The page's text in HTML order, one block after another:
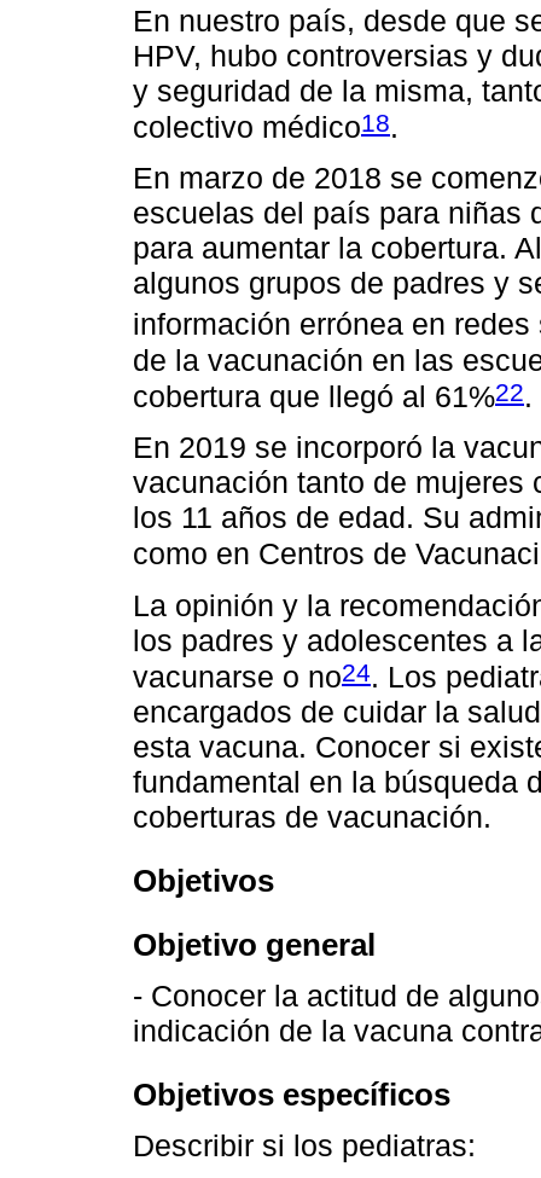
En nuestro país, desde que
HPV, hubo controversias y
y seguridad de la misma,
colectivo médico18.
En marzo de 2018 se
escuelas del país para niñas
para aumentar la cobertura.
algunos grupos de padres y
información errónea en redes
de la vacunación en las
cobertura que llegó al 61%22.
En 2019 se incorporó la
vacunación tanto de mujeres
los 11 años de edad. Su
como en Centros de
La opinión y la
los padres y adolescentes a
vacunarse o no24. Los
encargados de cuidar la
esta vacuna. Conocer si
fundamental en la búsqueda
coberturas de vacunación.
Objetivos
Objetivo general
- Conocer la actitud de
indicación de la vacuna
Objetivos específicos
Describir si los pediatras: